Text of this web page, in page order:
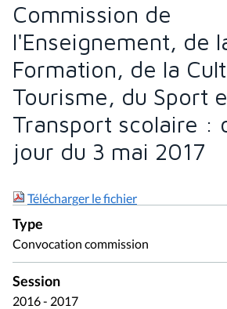
Commission de
l'Enseignement, de
Formation, de la
Tourisme, du Sport
Transport scolaire :
jour du 3 mai 2017
Télécharger le fichier
Type
Convocation commission
Session
2016 - 2017